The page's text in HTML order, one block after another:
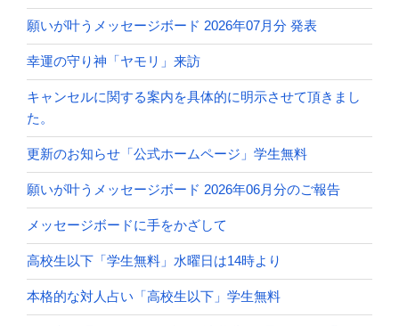
願いが叶うメッセージボード 2026年07月分 発表
幸運の守り神「ヤモリ」来訪
キャンセルに関する案内を具体的に明示させて頂きまし
た。
更新のお知らせ「公式ホームページ」学生無料
願いが叶うメッセージボード 2026年06月分のご報告
メッセージボードに手をかざして
高校生以下「学生無料」水曜日は14時より
本格的な対人占い「高校生以下」学生無料